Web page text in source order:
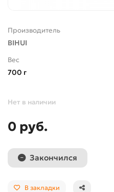
Производитель
BIHUI
Вес
700 г
Нет в наличии
0 руб.
Закончился
В закладки